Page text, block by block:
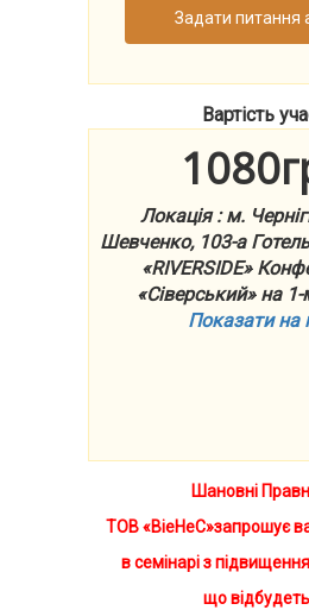
Задати питання
Вартість
Локація : м.
Шевченко, 103-а
«RIVERSIDE»
«Сіверський» на 1-
Показати на
Шановні
ТОВ «ВіеНеС»запрошує
в семінарі з підвищення
що